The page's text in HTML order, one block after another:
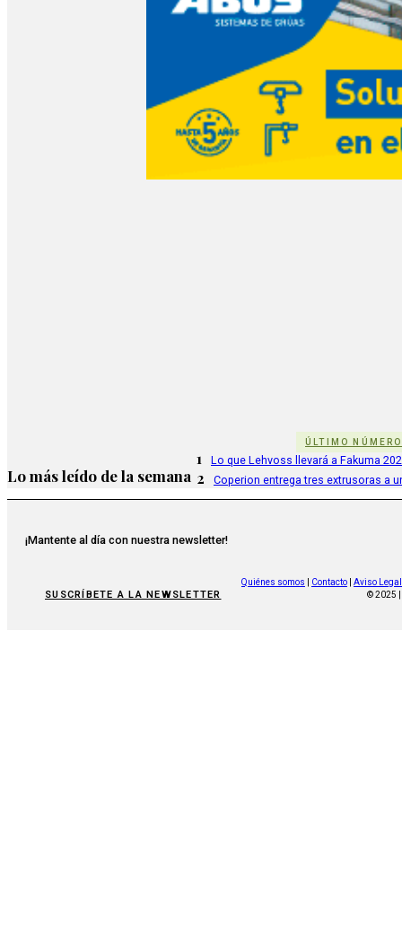
ÚLTIMO NÚMERO
Lo más leído de la semana
1 Lo que Lehvoss llevará a Fakuma
2 Coperion entrega tres extrusoras a
¡Mantente al día con nuestra newsletter!
SUSCRÍBETE A LA NEWSLETTER
Quiénes somos Contacto
Aviso Legal
© 2025